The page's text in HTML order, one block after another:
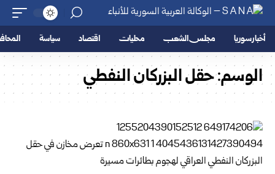
أخبار سوريا مجلس الشعب محليات اقتصاد سياسة
الوسم:حقل البزركان النفطي